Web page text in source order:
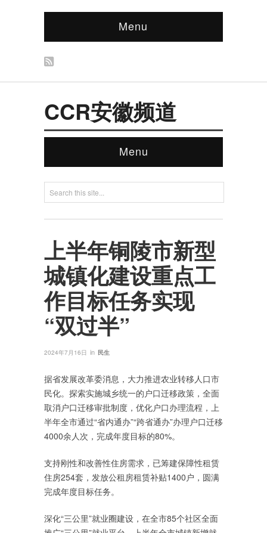
Menu
CCR安徽频道
Menu
上半年铜陵市新型
城镇化建设重点工
作目标任务实现
“双过半”
2024年7月16日 in 民生
据省发展改革委消息，大力推进农业转移人口市
民化。探索实施城乡统一的户口迁移政策，全面
取消户口迁移审批制度，优化户口办理流程，上
半年全市通过“省内通办”“跨省通办”办理户口迁移
4000余人次，完成年度目标的80%。
支持刚性和改善性住房需求，已筹建保障性租赁
住房254套，发放公租房租赁补贴1400户，圆满
完成年度目标任务。
深化“三公里”就业圈建设，在全市85个社区全面